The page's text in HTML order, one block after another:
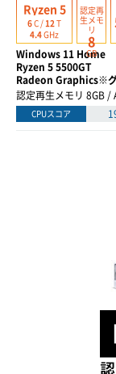
Ryzen 5
6C / 12 T
4.4GHz
認定再
生メモ
リ
8
GB
Windows 11 Home
Ryzen 5 5500GT
Radeon Graphics※グ
認定再生メモリ 8GB /
CPUスコア